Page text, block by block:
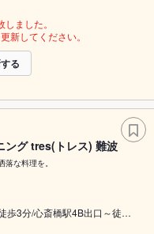
ました。
新してください。
る
ング tres(トレス) 難波
な料理を。
歩3分/心斎橋駅4B出口～徒…